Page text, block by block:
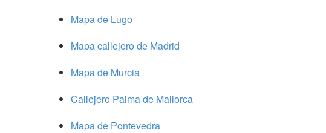
Mapa de Lugo
Mapa callejero de Madrid
Mapa de Murcia
Callejero Palma de Mallorca
Mapa de Pontevedra